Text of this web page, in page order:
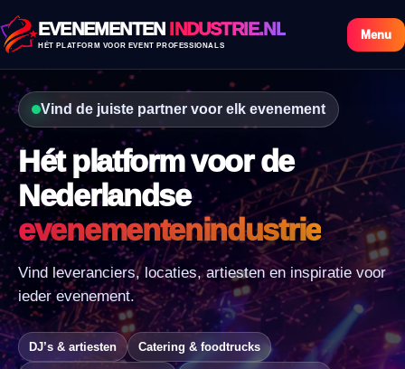
EVENEMENTEN INDUSTRIE.NL
HÉT PLATFORM VOOR EVENT PROFESSIONALS
Menu
Vind de juiste partner voor elk evenement
Hét platform voor de
Nederlandse
evenementenindustrie
Vind leveranciers, locaties, artiesten en inspiratie voor
ieder evenement.
DJ’s & artiesten Catering & foodtrucks